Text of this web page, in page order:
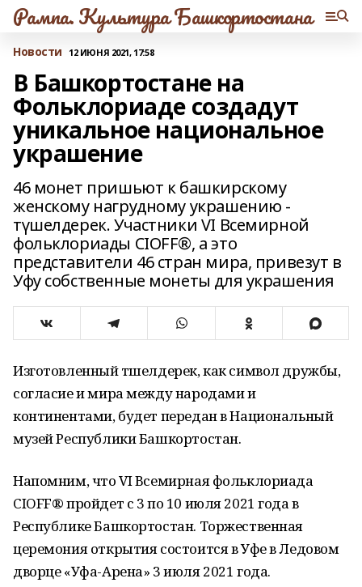
Рампа. Культура Башкортостана
Новости 12 ИЮНЯ 2021, 17:58
В Башкортостане на
Фольклориаде создадут
уникальное национальное
украшение
46 монет пришьют к башкирскому
женскому нагрудному украшению -
түшелдерек. Участники VI Всемирной
фольклориады CIOFF®, а это
представители 46 стран мира, привезут в
Уфу собственные монеты для украшения
Изготовленный түшелдерек, как символ дружбы,
согласие и мира между народами и
континентами, будет передан в Национальный
музей Республики Башкортостан.
Напомним, что VI Всемирная фольклориада
CIOFF® пройдет с 3 по 10 июля 2021 года в
Республике Башкортостан. Торжественная
церемония открытия состоится в Уфе в Ледовом
дворце «Уфа-Арена» 3 июля 2021 года.